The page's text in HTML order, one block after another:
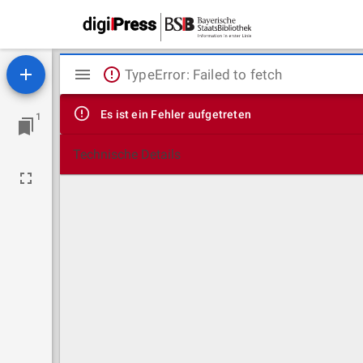
1
Mirador
Viewer
TypeError: Failed to fetch
Es ist ein Fehler aufgetreten
Technische Details